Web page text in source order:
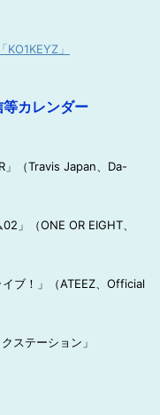
」
カレンダー
（Travis Japan、Da-
」（ONE OR EIGHT、
ブ！」（ATEEZ、Official
ステーション」